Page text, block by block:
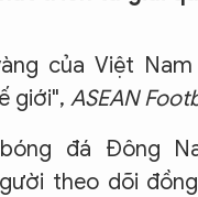
của Việt
giới", ASEAN
đá Đông
theo dõi